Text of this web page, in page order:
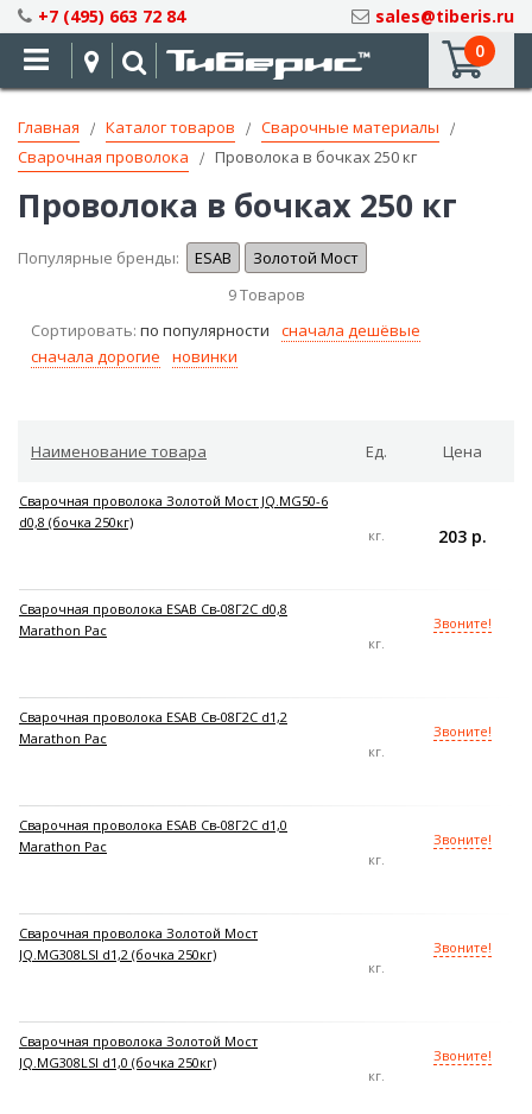
Skip
to
Content
+7 (495) 663 72 84
sales@tiberis.ru
0
Главная Каталог товаров
Сварочные материалы
Сварочная проволока
Проволока в бочках 250 кг
Проволока в бочках 250 кг
Популярные бренды: ESAB
Золотой Мост
9Товаров
Сортировать: по популярности
сначала дешёвые
сначала дорогие
новинки
Наименование товара Ед. Цена
Сварочная проволока Золотой Мост JQ.MG50-6
d0,8 (бочка 250кг)
кг. 203 р.
Сварочная проволока ESAB Св-08Г2С d0,8
Marathon Pac
кг.
Звоните!
Сварочная проволока ESAB Св-08Г2С d1,2
Marathon Pac
кг.
Звоните!
Сварочная проволока ESAB Св-08Г2С d1,0
Marathon Pac
кг.
Звоните!
Сварочная проволока Золотой Мост
JQ.MG308LSI d1,2 (бочка 250кг)
кг.
Звоните!
Сварочная проволока Золотой Мост
JQ.MG308LSI d1,0 (бочка 250кг)
кг.
Звоните!